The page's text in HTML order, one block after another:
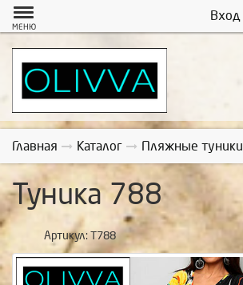
Вход
МЕНЮ
Главная Каталог Пляжные туники
Туника 788
Артикул: Т788